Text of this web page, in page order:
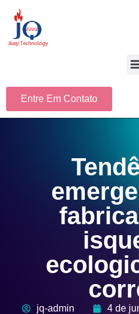
Entre Em Contato
jq-admin 4 de